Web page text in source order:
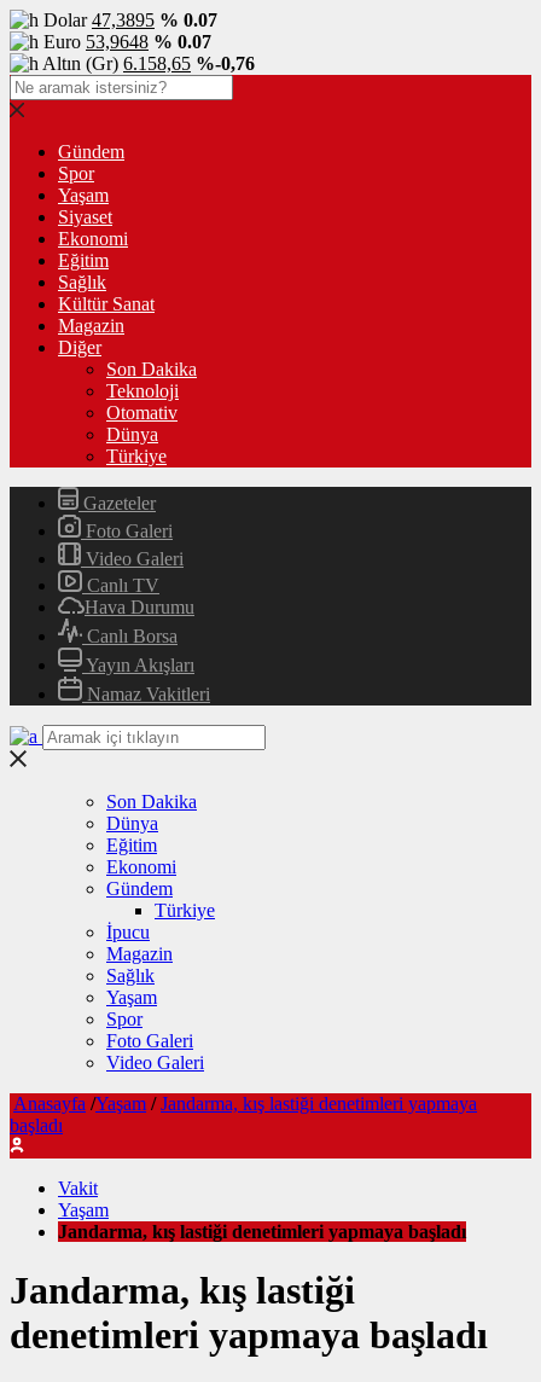
Dolar47,3895 % 0.07
Euro 53,9648 % 0.07
Altın (Gr) 6.158,65 %-0,76
Gündem
Spor
Yaşam
Siyaset
Ekonomi
Eğitim
Sağlık
Kültür Sanat
Magazin
Diğer
Son Dakika
Teknoloji
Otomativ
Dünya
Türkiye
Gazeteler
Foto Galeri
Video Galeri
Canlı TV
Hava Durumu
Canlı Borsa
Yayın Akışları
Namaz Vakitleri
Son Dakika
Dünya
Eğitim
Ekonomi
Gündem
Türkiye
İpucu
Magazin
Sağlık
Yaşam
Spor
Foto Galeri
Video Galeri
Anasayfa /Yaşam / Jandarma, kış lastiği denetimleri yapmaya
başladı
Vakit
Yaşam
Jandarma, kış lastiği denetimleri yapmaya başladı
Jandarma, kış lastiği
denetimleri yapmaya başladı